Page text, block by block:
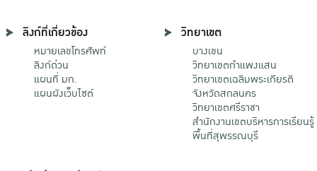
ลิงก์ที่เกี่ยวข้อง
หมายเลขโทรศัพท์
ลิงก์ด่วน
แผนที่ มก.
แผนผังเว็บไซต์
วิทยาเขต
บางเขน
วิทยาเขตกําแพงแสน
วิทยาเขตเฉลิมพระเกียรติ
จังหวัดสกลนคร
วิทยาเขตศรีราชา
สำนักงานเขตบริหารการเรียนรู้
พื้นที่สุพรรณบุรี